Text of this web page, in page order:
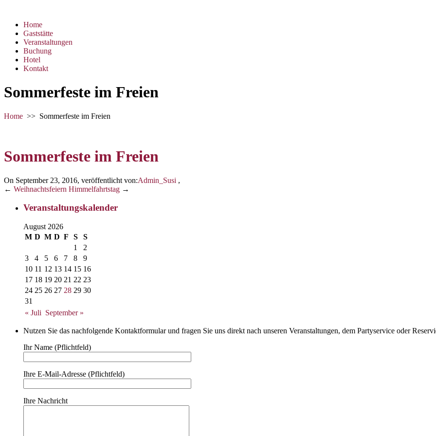
Home
Gaststätte
Veranstaltungen
Buchung
Hotel
Kontakt
Sommerfeste im Freien
Home >> Sommerfeste im Freien
Sommerfeste im Freien
On September 23, 2016, veröffentlicht von:Admin_Susi ,
← Weihnachtsfeiern Himmelfahrtstag →
Veranstaltungskalender
August 2026
M D M D F S
S
1
2
3
4 5 6 7 8
9
10 11 12 13 14 15 16
17 18 19 20 21 22 23
24 25 26 27 28 29 30
31
« Juli September »
Nutzen Sie das nachfolgende Kontaktformular und fragen Sie uns direkt nach unseren Veranstaltungen, dem Partyservice oder
Ihr Name (Pflichtfeld)
Ihre E-Mail-Adresse (Pflichtfeld)
Ihre Nachricht